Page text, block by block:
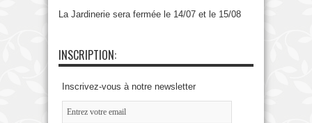
La Jardinerie sera fermée le 14/07 et le 15/08
INSCRIPTION:
Inscrivez-vous à notre newsletter